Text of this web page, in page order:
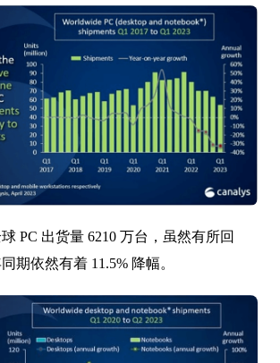
PC 出货量 6210 万台，虽然有所回
期依然有着 11.5% 降幅。